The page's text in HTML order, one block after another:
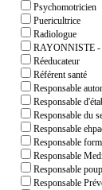
Psychomotricien
Puericultrice
Radiologue
RAYONNISTE
Réeducateur
Référent santé
Responsable
Responsable
Responsable du
Responsable
Responsable
Responsable
Responsable
Responsable